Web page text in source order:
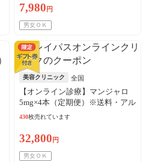
7,980 円
男女ＯＫ
美容クリニック 全国
【オンライン診療】マンジャロ
5mg×4本（定期便）※送料・アル
コール綿・診察料込
430枚売れています
32,800 円
男女ＯＫ